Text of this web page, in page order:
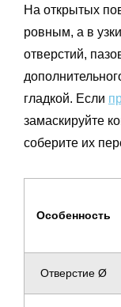
На открытых
ровным, а в
отверстий,
гладкой. Если
замаскируйте
соберите их
Особенность
Отверстие Ø